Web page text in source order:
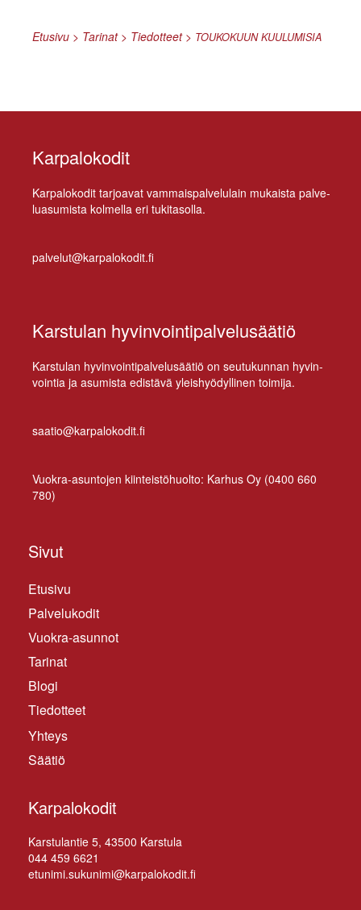
Etusivu > Tarinat> Tiedotteet> TOUKOKUUN KUULUMISIA
Karpalokodit
Kar­pa­lo­ko­dit tar­joa­vat vam­mais­pal­ve­lu­lain mu­kais­ta pal­ve­
lua­su­mis­ta kol­mel­la eri tukitasolla.
palvelut@karpalokodit.fi
Karstulan hyvinvointipalvelusäätiö
Kars­tu­lan hy­vin­voin­ti­pal­ve­lusää­tiö on seu­tu­kun­nan hy­vin­
voin­tia ja asu­mis­ta edis­tä­vä yleis­hyö­dyl­li­nen toimija.
saatio@karpalokodit.fi
Vuo­kra-asun­to­jen kiin­teis­tö­huol­to: Kar­hus Oy (0400 660
780)
Sivut
Etusivu
Palvelukodit
Vuokra-asunnot
Tarinat
Blogi
Tiedotteet
Yhteys
Säätiö
Karpalokodit
Kars­tu­lan­tie 5, 43500 Karstula
044 459 6621
etunimi.sukunimi@karpalokodit.fi